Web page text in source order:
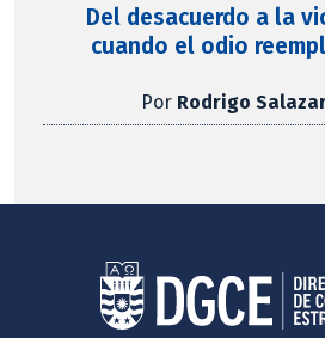
Del desacuerdo a la
cuando el odio
Por Rodrigo